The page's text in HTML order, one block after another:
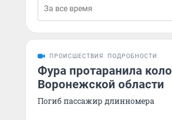
ПРОИСШЕСТВИЯ ПОДРОБНОСТИ
Фура протаранила
Воронежской области
Погиб пассажир длинномера